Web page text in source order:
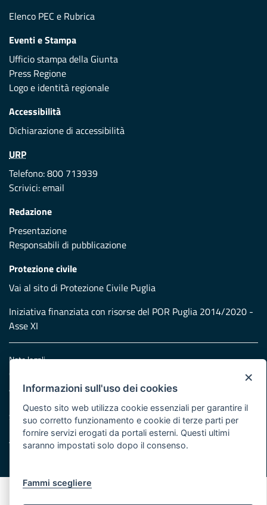
Elenco PEC e Rubrica
Eventi e Stampa
Ufficio stampa della Giunta
Press Regione
Logo e identità regionale
Accessibilità
Dichiarazione di accessibilità
URP
Telefono: 800 713939
Scrivici:email
Redazione
Presentazione
Responsabili di pubblicazione
Protezione civile
Vai al sito di Protezione Civile Puglia
Iniziativa finanziata con risorse del POR Puglia 2014/2020 -
Asse XI
Note legali
Cookie e privacy
Atti di notifica
Feed RSS
Servizi Intranet
×
Informazioni sull'uso dei cookies
Questo sito web utilizza cookie essenziali per garantire il
suo corretto funzionamento e cookie di terze parti per
fornire servizi erogati da portali esterni. Questi ultimi
saranno impostati solo dopo il consenso.
Fammi scegliere